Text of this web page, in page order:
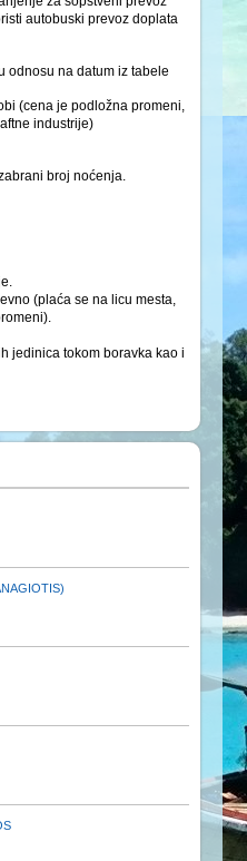
autobuski prevoz doplata
odnosu na datum iz tabele
(cena je podložna promeni,
industrije)
broj noćenja.
(plaća se na licu mesta,
jedinica tokom boravka kao i